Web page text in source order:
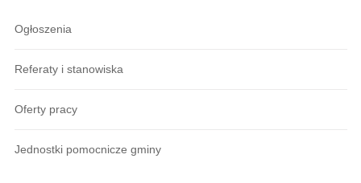
Ogłoszenia
Referaty i stanowiska
Oferty pracy
Jednostki pomocnicze gminy